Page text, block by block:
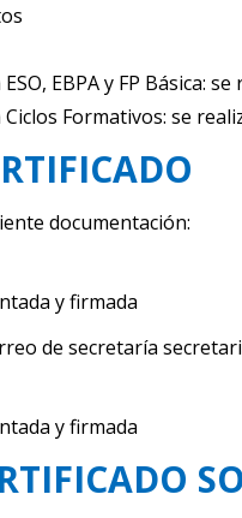
EBPA y FP Básica:
Formativos: se
documentación:
y firmada
de secretaría
y firmada